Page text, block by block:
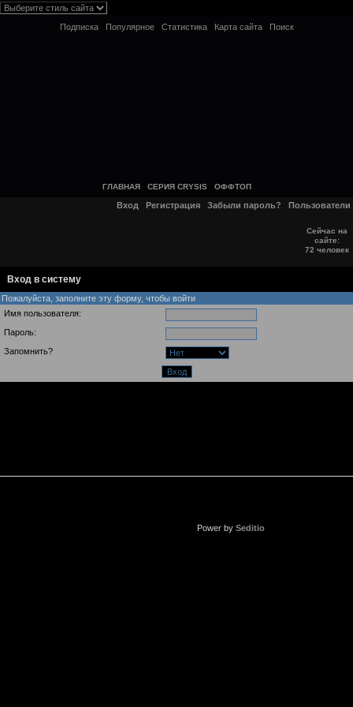
Подписка Популярное Статистика Карта сайта Поиск
ГЛАВНАЯ СЕРИЯ CRYSIS ОФФТОП
Вход Регистрация Забыли пароль? Пользователи
Сейчас на
сайте:
72 человек
Вход в систему
Пожалуйста, заполните эту форму, чтобы войти
Имя пользователя:
Пароль:
Запомнить?
Power by Seditio